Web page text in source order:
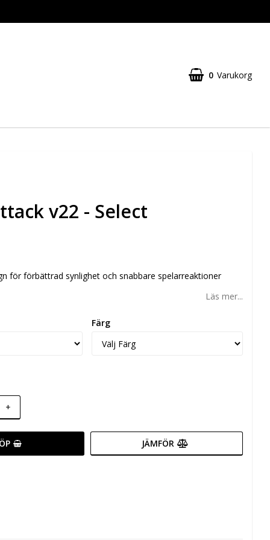
0 Varukorg
v22 - Select
för förbättrad synlighet och snabbare spelarreaktioner
Läs mer...
Färg
+
JÄMFÖR